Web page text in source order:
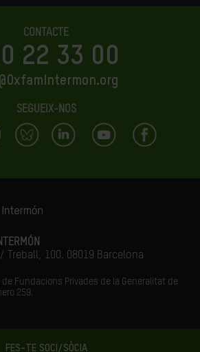
FES-TE SOCI/SÒCIA
CONTACTE
22 33 00
SEGUEIX-NOS
Treball, 100. 08019 Barcelona
de Fundacions Privades de la Generalitat de
259.